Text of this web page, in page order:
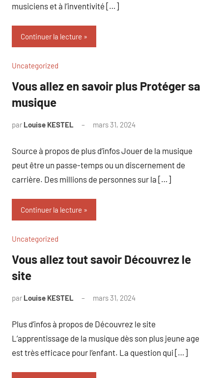
musiciens et à l’inventivité […]
Continuer la lecture
Uncategorized
Vous allez en savoir plus Protéger sa
musique
par Louise KESTEL mars 31, 2024
Source à propos de plus d’infos Jouer de la musique
peut être un passe-temps ou un discernement de
carrière. Des millions de personnes sur la […]
Continuer la lecture
Uncategorized
Vous allez tout savoir Découvrez le
site
par Louise KESTEL mars 31, 2024
Plus d’infos à propos de Découvrez le site
L’apprentissage de la musique dès son plus jeune age
est très efficace pour l’enfant. La question qui […]